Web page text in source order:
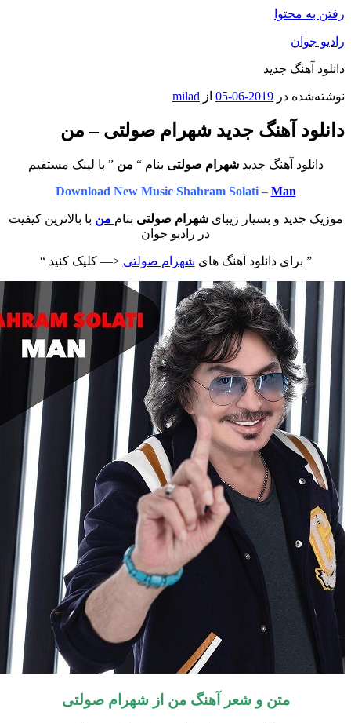
جدید
در 2019-06-05 ازmilad
آهنگ جدید شهرام صولتی – من
آهنگ جدیدشهرام صولتی بنام “من” با لینک مستقیم
Download New Music Shahram Solati –
و بسیار زیبایشهرام صولتی بناممن با بالاترین کیفیت
در رادیو جوان
دانلود آهنگ هایشهرام صولتی <— کلیک کنید “
متن و شعر آهنگ من از شهرام صولتی